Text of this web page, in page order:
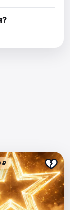
₽